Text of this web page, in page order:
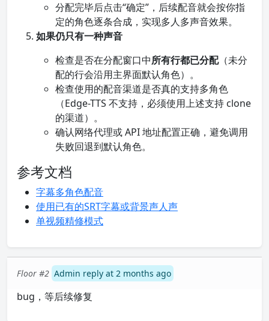
分配完毕后点击“确定”，后续配音就会按你指
定的角色逐条合成，实现多人多声音效果。
如果仍只有一种声音
检查是否在分配窗口中所有行都已分配（未分
配的行会沿用主界面默认角色）。
检查使用的配音渠道是否真的支持多角色
（Edge-TTS 不支持，必须使用上述支持 clone
的渠道）。
确认网络代理或 API 地址配置正确，避免调用
失败回退到默认角色。
参考文档
字幕多角色配音
使用已有的SRT字幕或背景声人声
单视频精修模式
Floor #2 Admin reply at 2 months ago
bug，等后续修复